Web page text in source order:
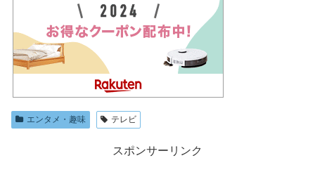
エンタメ・趣味 テレビ
スポンサーリンク